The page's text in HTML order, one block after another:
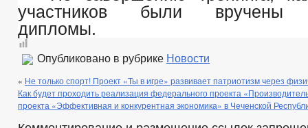
участников были вручены
дипломы.
Опубликовано в рубрике Новости
« Не только спорт! Проект «Ты в игре» развивает патриотизм через
Как будет проходить реализация федерального проекта
проекта «Эффективная и конкурентная экономика» в Чеченской